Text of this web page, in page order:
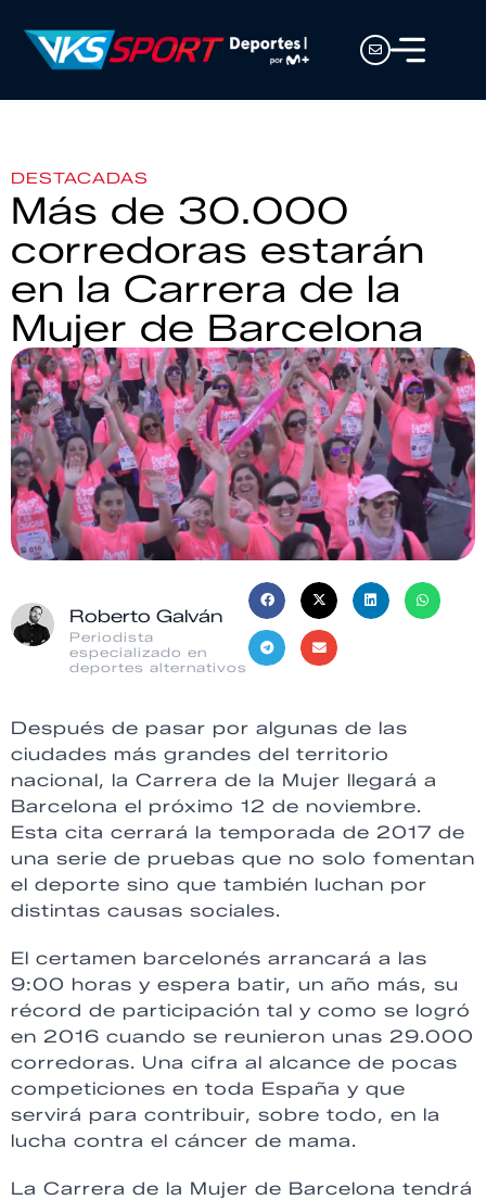
DESTACADAS
Más de 30.000
corredoras estarán
en la Carrera de la
Mujer de Barcelona
Roberto Galván
Periodista
especializado en
deportes alternativos
Después de pasar por algunas de las
ciudades más grandes del territorio
nacional, la Carrera de la Mujer llegará a
Barcelona el próximo 12 de noviembre.
Esta cita cerrará la temporada de 2017 de
una serie de pruebas que no solo fomentan
el deporte sino que también luchan por
distintas causas sociales.
El certamen barcelonés arrancará a las
9:00 horas y espera batir, un año más, su
récord de participación tal y como se logró
en 2016 cuando se reunieron unas 29.000
corredoras. Una cifra al alcance de pocas
competiciones en toda España y que
servirá para contribuir, sobre todo, en la
lucha contra el cáncer de mama.
La Carrera de la Mujer de Barcelona tendrá